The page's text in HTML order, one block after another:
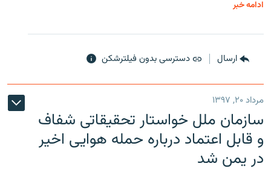
ادامه خبر
ارسال دسترسی بدون فیلترشکن
مرداد ۲۰, ۱۳۹۷
سازمان ملل خواستار تحقیقاتی شفاف
و قابل اعتماد درباره حمله هوایی اخیر
در یمن شد